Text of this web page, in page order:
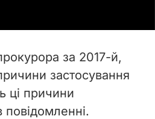
за 2017-й,
застосування
ці причини